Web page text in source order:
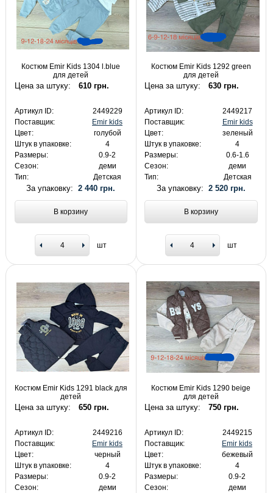
Костюм Emir Kids 1304 l.blue
для детей
Цена за штуку: 610 грн.
Артикул ID:
2449229
Поставщик:
Emir kids
Цвет:
голубой
Штук в упаковке:
4
Размеры:
0.9-2
Сезон:
деми
Тип:
Детская
За упаковку: 2 440 грн.
В корзину
шт
Костюм Emir Kids 1292 green
для детей
Цена за штуку: 630 грн.
Артикул ID:
2449217
Поставщик:
Emir kids
Цвет:
зеленый
Штук в упаковке:
4
Размеры:
0.6-1.6
Сезон:
деми
Тип:
Детская
За упаковку: 2 520 грн.
В корзину
шт
Костюм Emir Kids 1291 black для
детей
Цена за штуку: 650 грн.
Артикул ID:
2449216
Поставщик:
Emir kids
Цвет:
черный
Штук в упаковке:
4
Размеры:
0.9-2
Сезон:
деми
Костюм Emir Kids 1290 beige
для детей
Цена за штуку: 750 грн.
Артикул ID:
2449215
Поставщик:
Emir kids
Цвет:
бежевый
Штук в упаковке:
4
Размеры:
0.9-2
Сезон:
деми